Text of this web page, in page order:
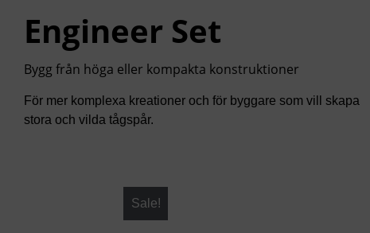
Engineer Set
Bygg från höga eller kompakta konstruktioner
För mer komplexa kreationer och för byggare som vill skapa
stora och vilda tågspår.
Sale!